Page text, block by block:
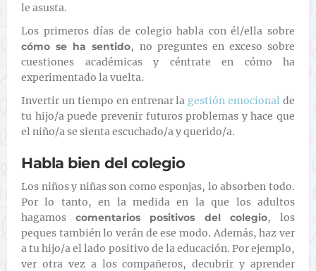
le asusta.
Los primeros días de colegio habla con él/ella sobre
cómo se ha sentido, no preguntes en exceso sobre
cuestiones académicas y céntrate en cómo ha
experimentado la vuelta.
Invertir un tiempo en entrenar la gestión emocional de
tu hijo/a puede prevenir futuros problemas y hace que
el niño/a se sienta escuchado/a y querido/a.
Habla bien del colegio
Los niños y niñas son como esponjas, lo absorben todo.
Por lo tanto, en la medida en la que los adultos
hagamos comentarios positivos del colegio, los
peques también lo verán de ese modo. Además, haz ver
a tu hijo/a el lado positivo de la educación. Por ejemplo,
ver otra vez a los compañeros, decubrir y aprender